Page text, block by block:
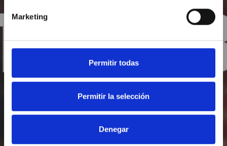
Marketing
Permitir todas
Permitir la selección
Denegar
He olvidado mi contraseña
¿No eres usuario de Osoigo?